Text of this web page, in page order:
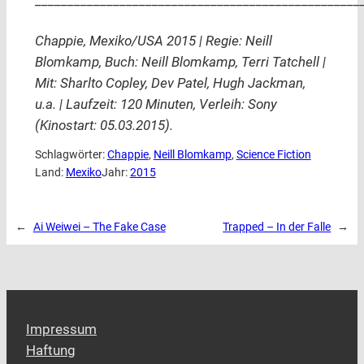
Chappie, Mexiko/USA 2015 | Regie: Neill
Blomkamp, Buch: Neill Blomkamp, Terri Tatchell |
Mit: Sharlto Copley, Dev Patel, Hugh Jackman,
u.a. | Laufzeit: 120 Minuten, Verleih: Sony
(Kinostart: 05.03.2015).
Schlagwörter:Chappie, Neill Blomkamp, Science Fiction
Land: MexikoJahr:2015
← Ai Weiwei – The Fake Case Trapped – In der Falle →
Impressum
Haftung